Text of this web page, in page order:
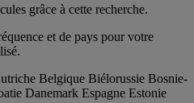
grâce à cette recherche.
et de pays pour votre
Belgique Biélorussie Bosnie-
Danemark Espagne Estonie